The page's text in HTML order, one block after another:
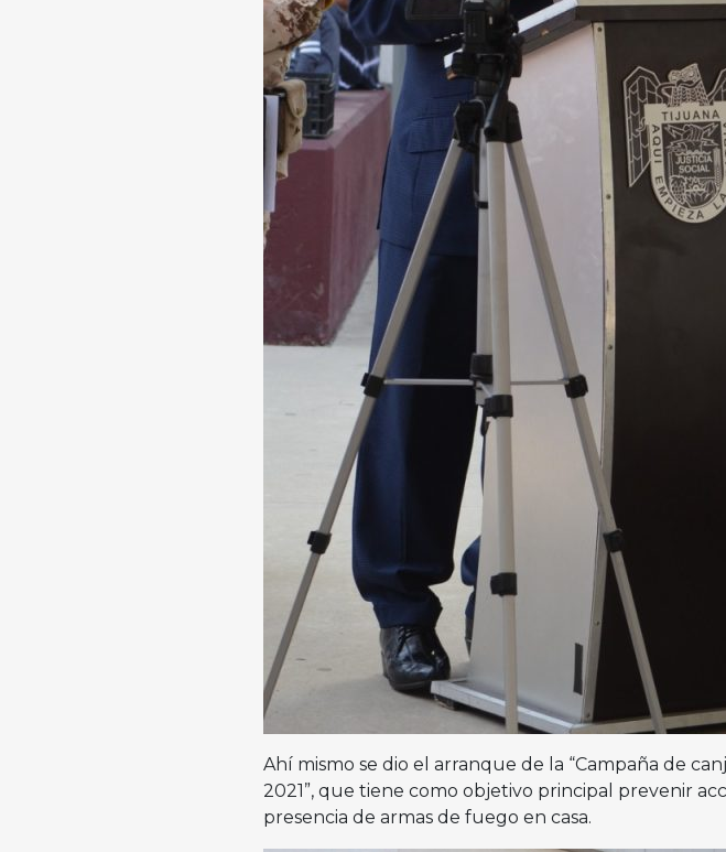
Ahí mismo se dio el arranque de la “Campaña de
2021”, que tiene como objetivo principal prevenir
presencia de armas de fuego en casa.